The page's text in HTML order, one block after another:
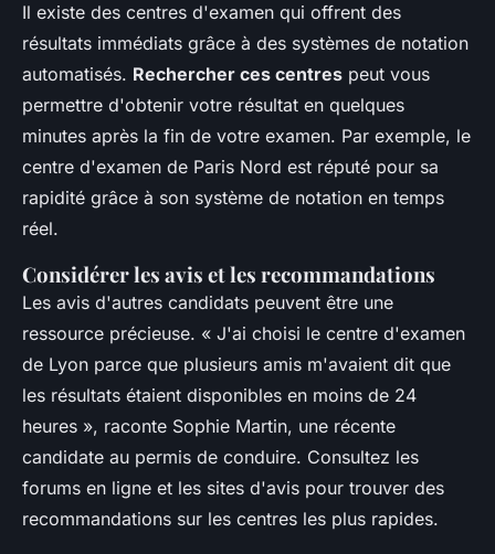
Il existe des centres d'examen qui offrent des
résultats immédiats grâce à des systèmes de notation
automatisés. Rechercher ces centres peut vous
permettre d'obtenir votre résultat en quelques
minutes après la fin de votre examen. Par exemple, le
centre d'examen de Paris Nord est réputé pour sa
rapidité grâce à son système de notation en temps
réel.
Considérer les avis et les recommandations
Les avis d'autres candidats peuvent être une
ressource précieuse. « J'ai choisi le centre d'examen
de Lyon parce que plusieurs amis m'avaient dit que
les résultats étaient disponibles en moins de 24
heures », raconte Sophie Martin, une récente
candidate au permis de conduire. Consultez les
forums en ligne et les sites d'avis pour trouver des
recommandations sur les centres les plus rapides.